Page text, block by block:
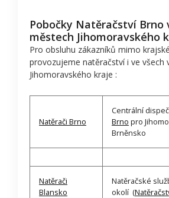
Pobočky Natěračství Brno
městech Jihomoravského
Pro obsluhu zákazníků mimo
provozujeme natěračství i ve všech
Jihomoravského kraje :
Natěrači Brno
Centrální
Brno pro
Brněnsko
Natěrači
Blansko
Natěračské
okolí (